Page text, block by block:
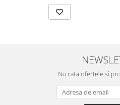
Nu rata ofertele si